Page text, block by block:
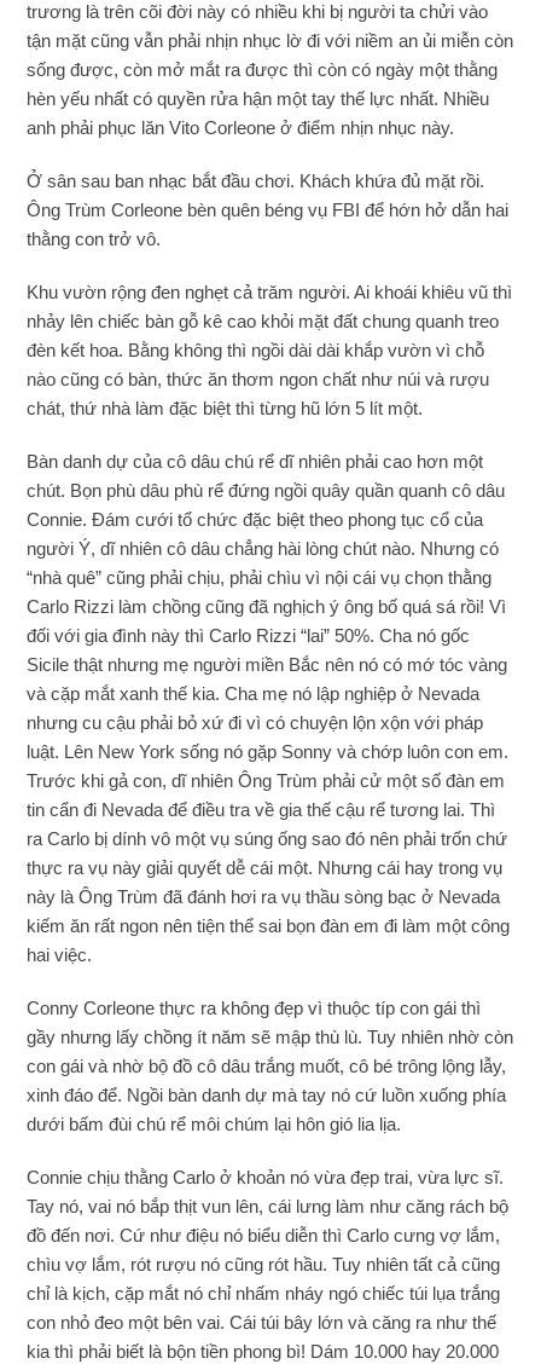
trương là trên cõi đời này có nhiều khi bị người ta chửi vào
tận mặt cũng vẫn phải nhịn nhục lờ đi với niềm an ủi miễn còn
sống được, còn mở mắt ra được thì còn có ngày một thằng
hèn yếu nhất có quyền rửa hận một tay thế lực nhất. Nhiều
anh phải phục lăn Vito Corleone ở điểm nhịn nhục này.
Ở sân sau ban nhạc bắt đầu chơi. Khách khứa đủ mặt rồi.
Ông Trùm Corleone bèn quên béng vụ FBI để hớn hở dẫn hai
thằng con trở vô.
Khu vườn rộng đen nghẹt cả trăm người. Ai khoái khiêu vũ thì
nhảy lên chiếc bàn gỗ kê cao khỏi mặt đất chung quanh treo
đèn kết hoa. Bằng không thì ngồi dài dài khắp vườn vì chỗ
nào cũng có bàn, thức ăn thơm ngon chất như núi và rượu
chát, thứ nhà làm đặc biệt thì từng hũ lớn 5 lít một.
Bàn danh dự của cô dâu chú rể dĩ nhiên phải cao hơn một
chút. Bọn phù dâu phù rể đứng ngồi quây quần quanh cô dâu
Connie. Đám cưới tổ chức đặc biệt theo phong tục cổ của
người Ý, dĩ nhiên cô dâu chẳng hài lòng chút nào. Nhưng có
“nhà quê” cũng phải chịu, phải chìu vì nội cái vụ chọn thằng
Carlo Rizzi làm chồng cũng đã nghịch ý ông bố quá sá rồi! Vì
đối với gia đình này thì Carlo Rizzi “lai” 50%. Cha nó gốc
Sicile thật nhưng mẹ người miền Bắc nên nó có mớ tóc vàng
và cặp mắt xanh thế kia. Cha mẹ nó lập nghiệp ở Nevada
nhưng cu cậu phải bỏ xứ đi vì có chuyện lộn xộn với pháp
luật. Lên New York sống nó gặp Sonny và chớp luôn con em.
Trước khi gả con, dĩ nhiên Ông Trùm phải cử một số đàn em
tin cẩn đi Nevada để điều tra về gia thế cậu rể tương lai. Thì
ra Carlo bị dính vô một vụ súng ống sao đó nên phải trốn chứ
thực ra vụ này giải quyết dễ cái một. Nhưng cái hay trong vụ
này là Ông Trùm đã đánh hơi ra vụ thầu sòng bạc ở Nevada
kiếm ăn rất ngon nên tiện thể sai bọn đàn em đi làm một công
hai việc.
Conny Corleone thực ra không đẹp vì thuộc típ con gái thì
gầy nhưng lấy chồng ít năm sẽ mập thù lù. Tuy nhiên nhờ còn
con gái và nhờ bộ đồ cô dâu trắng muốt, cô bé trông lộng lẫy,
xinh đáo để. Ngồi bàn danh dự mà tay nó cứ luồn xuống phía
dưới bấm đùi chú rể môi chúm lại hôn gió lia lịa.
Connie chịu thằng Carlo ở khoản nó vừa đẹp trai, vừa lực sĩ.
Tay nó, vai nó bắp thịt vun lên, cái lưng làm như căng rách bộ
đồ đến nơi. Cứ như điệu nó biểu diễn thì Carlo cưng vợ lắm,
chìu vợ lắm, rót rượu nó cũng rót hầu. Tuy nhiên tất cả cũng
chỉ là kịch, cặp mắt nó chỉ nhấm nháy ngó chiếc túi lụa trắng
con nhỏ đeo một bên vai. Cái túi bây lớn và căng ra như thế
kia thì phải biết là bộn tiền phong bì! Dám 10.000 hay 20.000